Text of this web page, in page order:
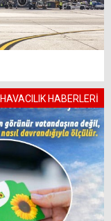
HAVACILIK HABERLERİ